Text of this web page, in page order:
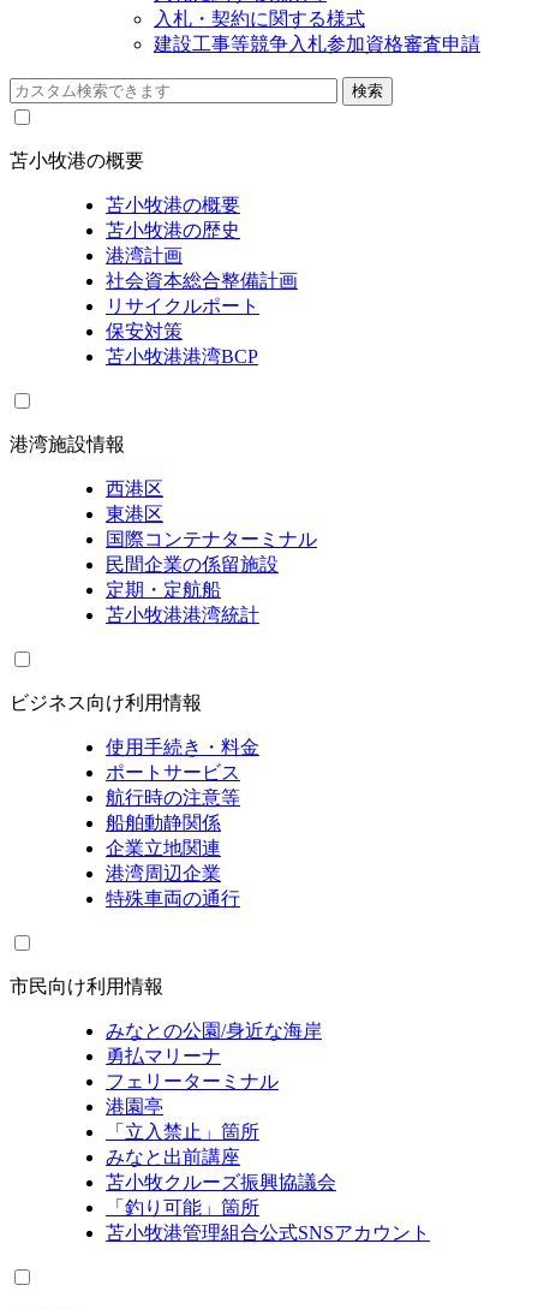
入札・契約に関する様式
建設工事等競争入札参加資格審査申請
苫小牧港の概要
苫小牧港の概要
苫小牧港の歴史
港湾計画
社会資本総合整備計画
リサイクルポート
保安対策
苫小牧港港湾BCP
港湾施設情報
西港区
東港区
国際コンテナターミナル
民間企業の係留施設
定期・定航船
苫小牧港港湾統計
ビジネス向け利用情報
使用手続き・料金
ポートサービス
航行時の注意等
船舶動静関係
企業立地関連
港湾周辺企業
特殊車両の通行
市民向け利用情報
みなとの公園/身近な海岸
勇払マリーナ
フェリーターミナル
港園亭
「立入禁止」箇所
みなと出前講座
苫小牧クルーズ振興協議会
「釣り可能」箇所
苫小牧港管理組合公式SNSアカウント